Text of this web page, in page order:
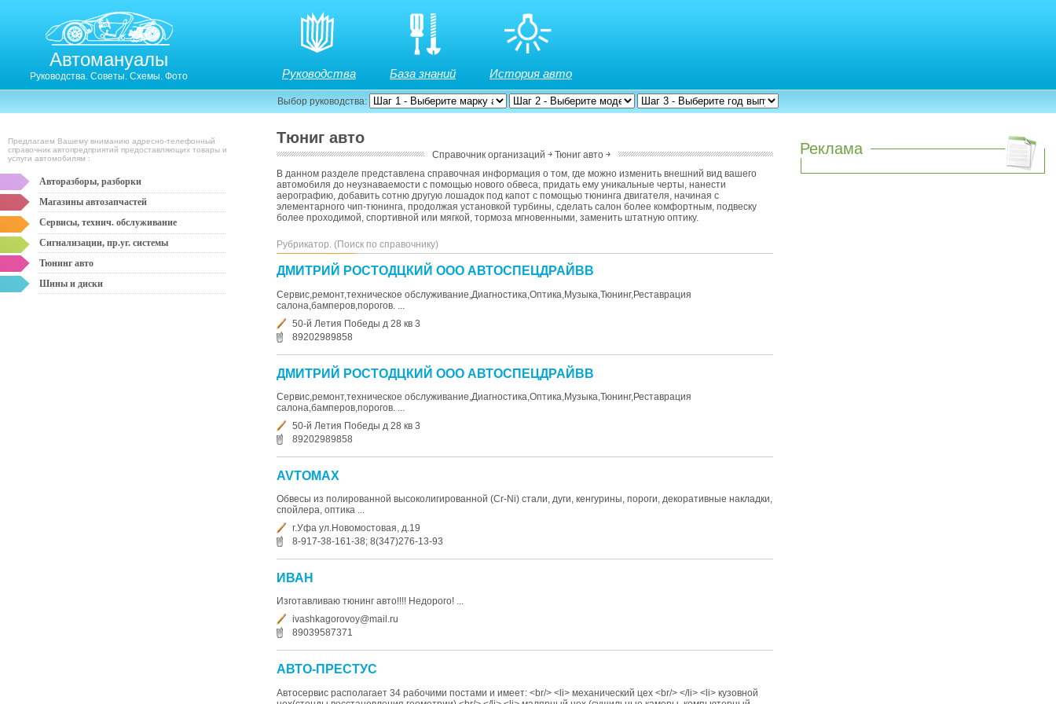
Автомануалы
Руководства. Советы. Схемы. Фото Руководства База знаний История авто
Выбор руководства:
Предлагаем Вашему вниманию адресно-телефонный
справочник автопредприятий предоставляющих товары и
услуги автомобилям :
Авторазборы, разборки
Магазины автозапчастей
Сервисы, технич. обслуживание
Сигнализации, пр.уг. системы
Тюнинг авто
Шины и диски
Тюниг авто
Справочник организаций ￫Тюниг авто ￫
В данном разделе представлена справочная информация о том, где можно изменить внешний вид вашего
автомобиля до неузнаваемости с помощью нового обвеса, придать ему уникальные черты, нанести
аерографию, добавить сотню другую лошадок под капот с помощью тюнинга двигателя, начиная с
элементарного чип-тюнинга, продолжая установкой турбины, сделать салон более комфортным, подвеску
более проходимой, спортивной или мягкой, тормоза мгновенными, заменить штатную оптику.
Рубрикатор. (Поиск по справочнику)
ДМИТРИЙ РОСТОДЦКИЙ ООО АВТОСПЕЦДРАЙВВ
Сервис,ремонт,техническое обслуживание,Диагностика,Оптика,Музыка,Тюнинг,Реставрация
салона,бамперов,порогов. ...
50-й Летия Победы д 28 кв 3
89202989858
ДМИТРИЙ РОСТОДЦКИЙ ООО АВТОСПЕЦДРАЙВВ
Сервис,ремонт,техническое обслуживание,Диагностика,Оптика,Музыка,Тюнинг,Реставрация
салона,бамперов,порогов. ...
50-й Летия Победы д 28 кв 3
89202989858
AVTOMAX
Обвесы из полированной высоколигированной (Сr-Ni) стали, дуги, кенгурины, пороги, декоративные накладки,
спойлера, оптика ...
г.Уфа ул.Новомостовая, д.19
8-917-38-161-38; 8(347)276-13-93
ИВАН
Изготавливаю тюнинг авто!!!! Недорого! ...
ivashkagorovoy@mail.ru
89039587371
АВТО-ПРЕСТУС
Автосервис располагает 34 рабочими постами и имеет: <br/> <li> механический цех <br/> </li> <li> кузовной
Реклама